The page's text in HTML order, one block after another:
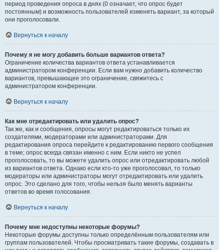
период проведения опроса в днях (0 означает, что опрос будет
постоянным) и возможность пользователей изменять вариант, за который
они проголосовали.
Вернуться к началу
Почему я не могу добавить больше вариантов ответа?
Ограничение количества вариантов ответа устанавливается
администратором конференции. Если вам нужно добавить количество
вариантов, превышающее это ограничение, свяжитесь с
администратором конференции.
Вернуться к началу
Как мне отредактировать или удалить опрос?
Так же, как и сообщения, опросы могут редактироваться только их
создателями, модераторами или администраторами. Для
редактирования опроса перейдите к редактированию первого сообщения
в теме; опрос всегда связан именно с ним. Если никто не успел
проголосовать, то вы можете удалить опрос или отредактировать любой
из вариантов ответа. Однако если кто-то уже проголосовал, то только
модераторы или администраторы могут отредактировать или удалить
опрос. Это сделано для того, чтобы нельзя было менять варианты
ответов во время голосования.
Вернуться к началу
Почему мне недоступны некоторые форумы?
Некоторые форумы доступны только определённым пользователям или
группам пользователей. Чтобы просматривать такие форумы, создавать в